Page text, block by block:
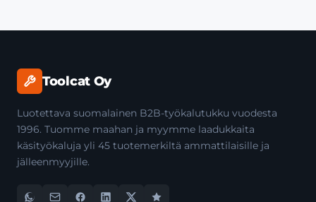
Toolcat Oy
Luotettava suomalainen B2B-työkalutukku vuodesta
1996. Tuomme maahan ja myymme laadukkaita
käsityökaluja yli 45 tuotemerkiltä ammattilaisille ja
jälleenmyyjille.